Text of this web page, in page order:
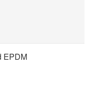
EPDM